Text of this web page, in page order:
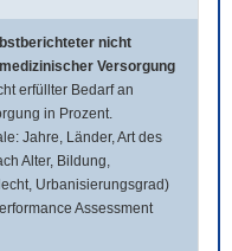
nicht
Versorgung
erfüllter Bedarf an
in Prozent.
Jahre, Länder, Art des
Alter, Bildung,
Urbanisierungsgrad)
Assessment